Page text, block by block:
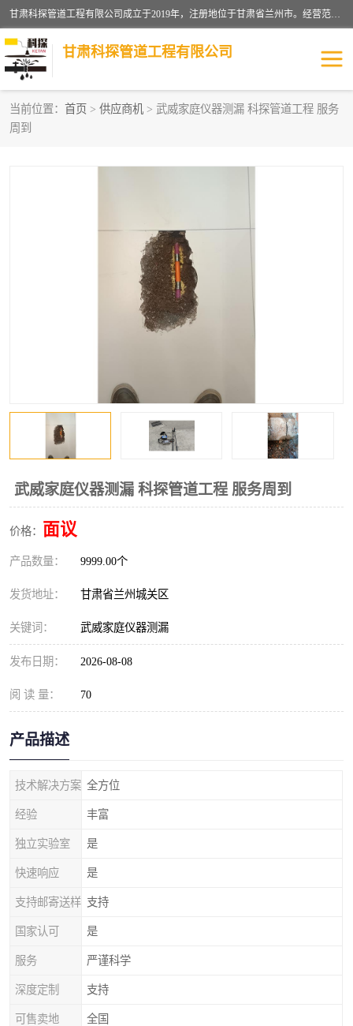
甘肃科探管道工程有限公司成立于2019年，注册地位于甘肃省兰州市。经营范围包括管道安装、清洗、疏通、维修、检测，防水工程，工程钻孔，化粪池清理，暖气安装，给排水管道安装维修，室内外管道如消防、供水、供热管道漏水检测定位，室内外防水堵漏等。
甘肃科探管道工程有限公司
当前位置： 首页 > 供应商机 > 武威家庭仪器测漏 科探管道工程 服务
周到
武威家庭仪器测漏 科探管道工程 服务周到
价格： 面议
产品数量： 9999.00个
发货地址： 甘肃省兰州城关区
关键词： 武威家庭仪器测漏
发布日期： 2026-08-08
阅 读 量： 70
产品描述
技术解决方案 全方位
经验 丰富
独立实验室 是
快速响应 是
支持邮寄送样 支持
国家认可 是
服务 严谨科学
深度定制 支持
可售卖地 全国
管道安装维修